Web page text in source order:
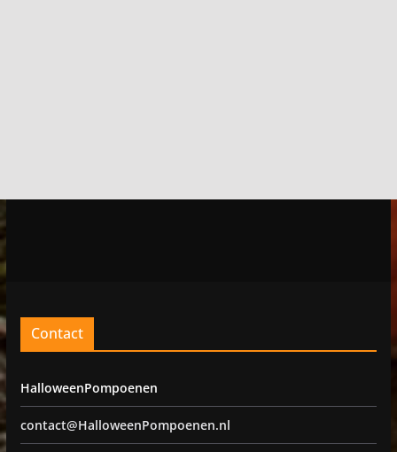
Contact
HalloweenPompoenen
contact@HalloweenPompoenen.nl